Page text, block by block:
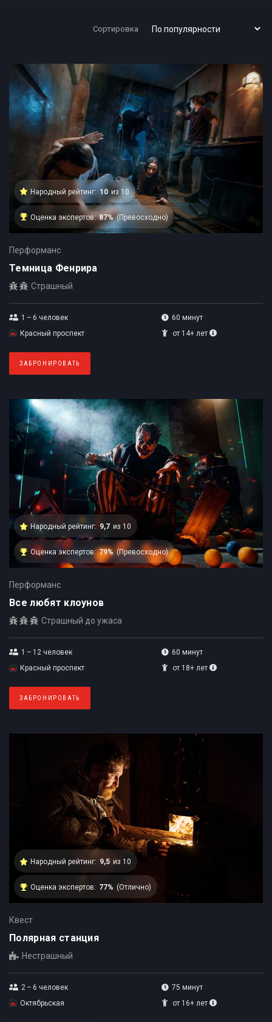
Квесты в Новосибирске
Сортировка
Народный рейтинг: 10 из 10
Оценка экспертов: 87% (Превосходно)
Перформанс
Темница Фенрира
Страшный
1 – 6 человек
60 минут
Красный проспект
от 14+ лет
ЗАБРОНИРОВАТЬ
Народный рейтинг: 9,7 из 10
Оценка экспертов: 79% (Превосходно)
Перформанс
Все любят клоунов
Страшный до ужаса
1 – 12 человек
60 минут
Красный проспект
от 18+ лет
ЗАБРОНИРОВАТЬ
Народный рейтинг: 9,5 из 10
Оценка экспертов: 77% (Отлично)
Квест
Полярная станция
Нестрашный
2 – 6 человек
75 минут
Октябрьская
от 16+ лет